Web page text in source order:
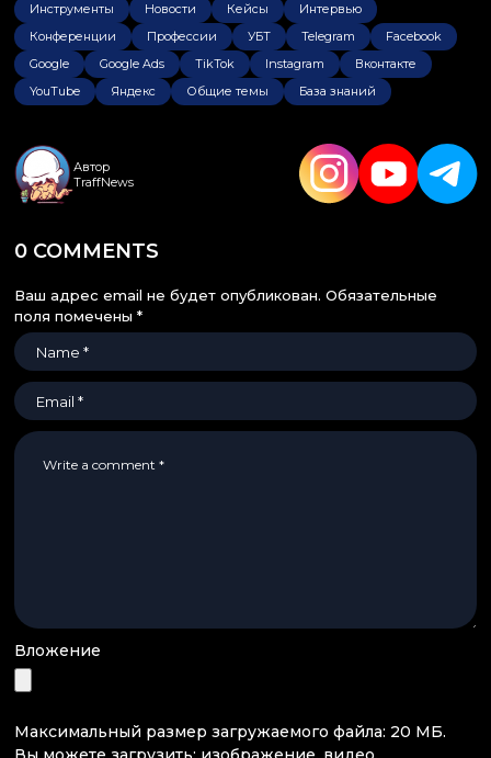
Инструменты
Новости Кейсы
Интервью
Конференции
Профессии УБТ Telegram
Facebook
Google
Google Ads TikTok Instagram
Вконтакте
YouTube
Яндекс Общие темы База знаний
Автор
TraffNews
0 COMMENTS
Ваш адрес email не будет опубликован. Обязательные
поля помечены *
Вложение
Максимальный размер загружаемого файла: 20 МБ.